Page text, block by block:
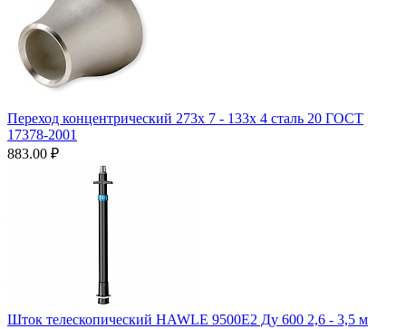
Переход концентрический 273х 7 - 133х 4 сталь 20 ГОСТ
17378-2001
883.00 ₽
Шток телескопический HAWLE 9500Е2 Ду 600 2,6 - 3,5 м